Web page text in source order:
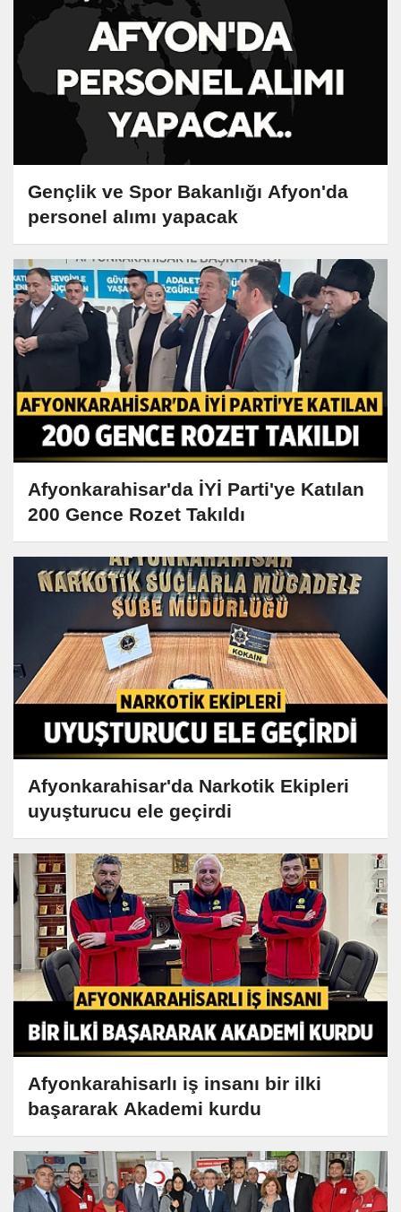
Gençlik ve Spor Bakanlığı Afyon'da
personel alımı yapacak
Afyonkarahisar'da İYİ Parti'ye Katılan
200 Gence Rozet Takıldı
Afyonkarahisar'da Narkotik Ekipleri
uyuşturucu ele geçirdi
Afyonkarahisarlı iş insanı bir ilki
başararak Akademi kurdu